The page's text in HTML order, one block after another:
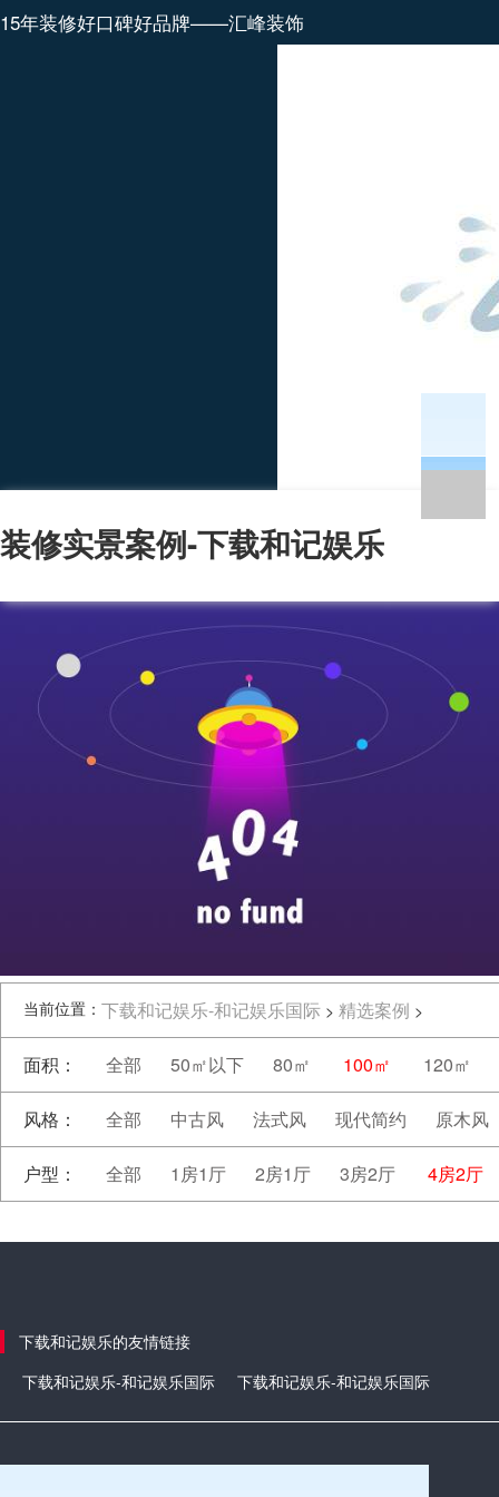
15年装修好口碑好品牌——汇峰装饰
装修实景案例-下载和记娱乐
当前位置： 下载和记娱乐-和记娱乐国际 > 精选案例 >
面积： 全部 50㎡以下 80㎡ 100㎡ 120㎡
风格： 全部 中古风 法式风 现代简约 原木风
户型： 全部 1房1厅 2房1厅 3房2厅 4房2厅
下载和记娱乐的友情链接
下载和记娱乐-和记娱乐国际
下载和记娱乐-和记娱乐国际